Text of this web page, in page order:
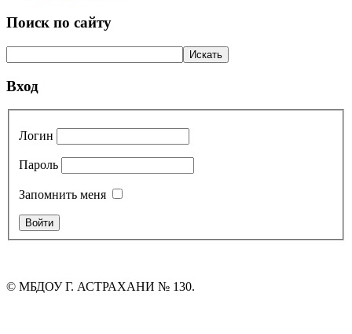
Поиск по сайту
Вход
Логин
Пароль
Запомнить меня
© МБДОУ Г. АСТРАХАНИ № 130.